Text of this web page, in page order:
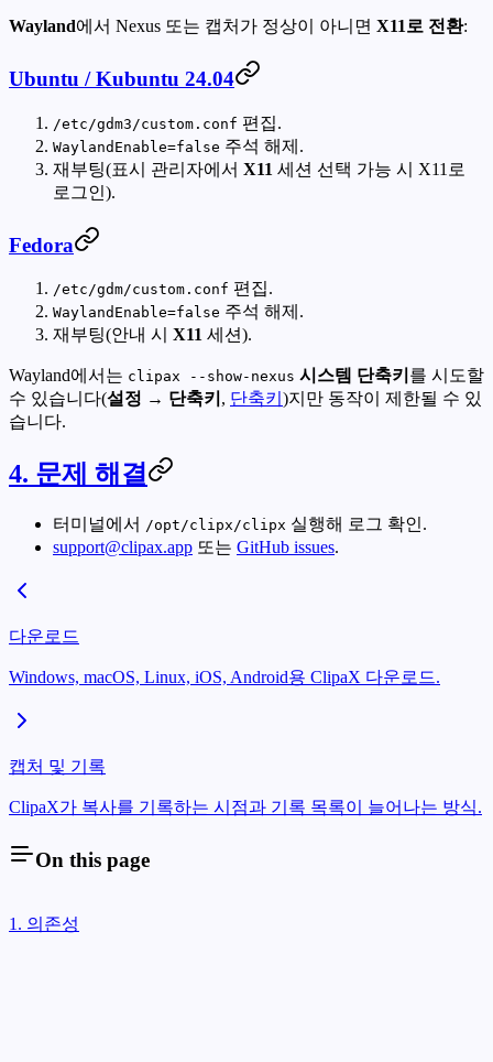
Wayland에서 Nexus 또는 캡처가 정상이 아니면 X11로 전환:
Ubuntu / Kubuntu 24.04
/etc/gdm3/custom.conf 편집.
WaylandEnable=false 주석 해제.
재부팅(표시 관리자에서 X11 세션 선택 가능 시 X11로
로그인).
Fedora
/etc/gdm/custom.conf 편집.
WaylandEnable=false 주석 해제.
재부팅(안내 시 X11 세션).
Wayland에서는 clipax --show-nexus 시스템 단축키 를 시도할
수 있습니다(설정 → 단축키 , 단축키 )지만 동작이 제한될 수 있
습니다.
4. 문제 해결
터미널에서 /opt/clipx/clipx 실행해 로그 확인.
support@clipax.app 또는 GitHub issues.
다운로드
Windows, macOS, Linux, iOS, Android용 ClipaX 다운로드.
캡처 및 기록
ClipaX가 복사를 기록하는 시점과 기록 목록이 늘어나는 방식.
On this page
1. 의존성